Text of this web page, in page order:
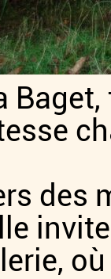
des